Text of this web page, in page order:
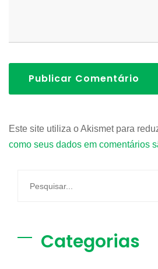
Publicar Comentário
Este site utiliza o Akismet para
como seus dados em comentários
Categorias